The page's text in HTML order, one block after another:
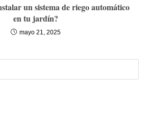
un sistema de riego automático
en tu jardín?
mayo 21, 2025